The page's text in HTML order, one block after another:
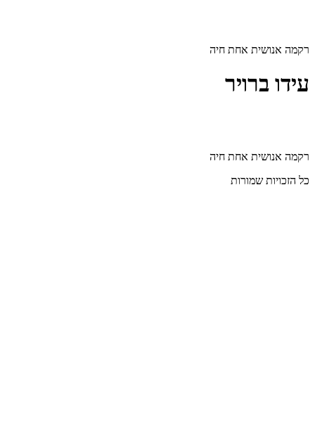
רקמה אנושית אחת חיה
עידו ברויר
רקמה אנושית אחת חיה
כל הזכויות שמורות